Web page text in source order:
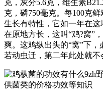
克，灰分5.6克，维生素
克，磷750毫克。每100克
生长有特性，它如一年在
在原地方长，这叫“鸡?窝”
爽。这鸡纵出头的“窝”下，
若动虫迁，第二年此处就不
9zh
供菌类的价格功效等知识